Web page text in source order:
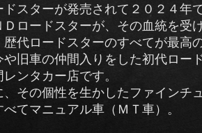
スターが発売されて２０ ２４年
ロードスターが、その血統を受
代ロードスターのすべてが最高
や旧車の仲間入りをした初代ロ
ンタカー店です。
その個性を生かしたファインチ
てマニュアル車（ＭＴ車）。